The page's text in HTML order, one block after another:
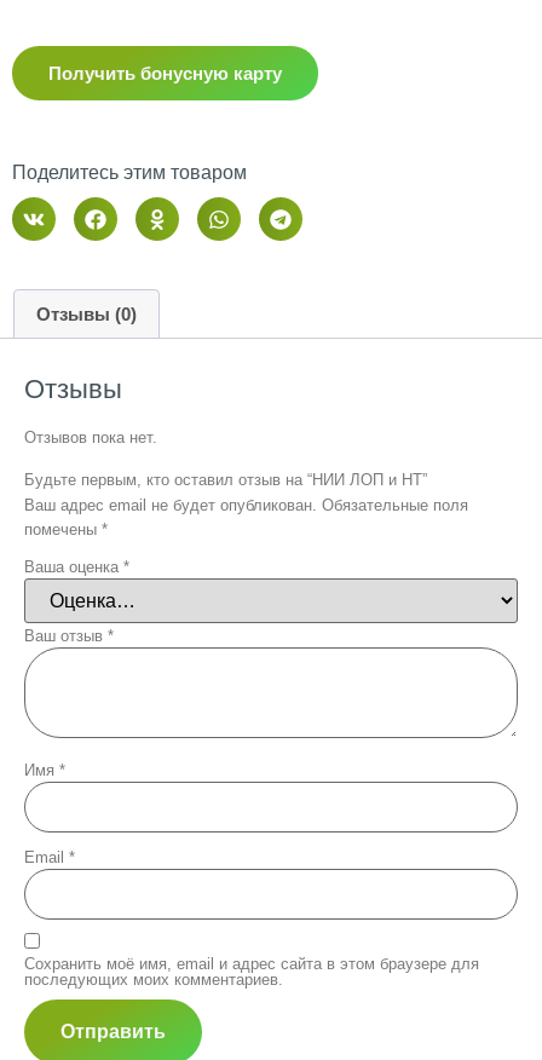
Получить бонусную карту
Поделитесь этим товаром
Отзывы (0)
Отзывы
Отзывов пока нет.
Будьте первым, кто оставил отзыв на “НИИ ЛОП и НТ”
Ваш адрес email не будет опубликован. Обязательные поля
помечены *
Ваша оценка *
Ваш отзыв *
Имя *
Email *
Сохранить моё имя, email и адрес сайта в этом браузере для
последующих моих комментариев.